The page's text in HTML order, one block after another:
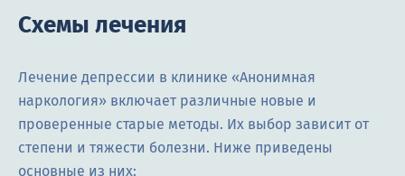
Схемы лечения
Лечение депрессии в клинике «Анонимная
наркология» включает различные новые и
проверенные старые методы. Их выбор зависит от
степени и тяжести болезни. Ниже приведены
основные из них: